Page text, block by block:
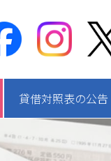
貸借対照表の公告